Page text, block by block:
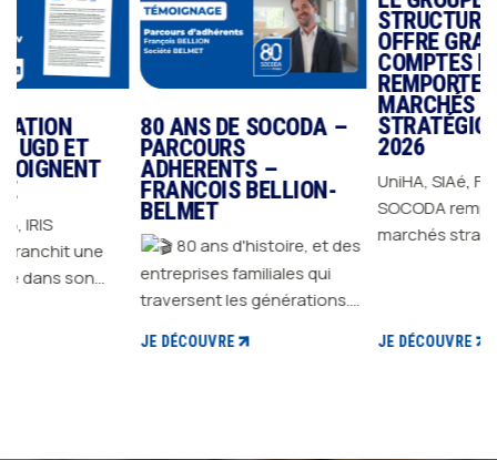
80 ANS DE SOCODA –
PARCOURS
ADHERENTS –
FRANCOIS BELLION-
80 ans d'histoire, et des
entreprises familiales qui
traversent les générations.
Depuis 1946, GROUPE
SOCODA accompagne des
JE DÉCOUVRE
LE GROUPE SOCODA
STRUCTURE SON
COMPTES ET
REMPORTE DES
MARCHÉS
STRATÉGIQUES EN
2026
UniHA, SIAé, FOSELEV…
SOCODA remporte des